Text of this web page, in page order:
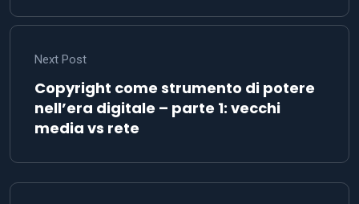
Next Post
Copyright come strumento di potere
nell’era digitale – parte 1: vecchi
media vs rete